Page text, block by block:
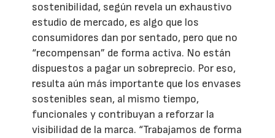
sostenibilidad, según revela un exhaustivo
estudio de mercado, es algo que los
consumidores dan por sentado, pero que no
“recompensan” de forma activa. No están
dispuestos a pagar un sobreprecio. Por eso,
resulta aún más importante que los envases
sostenibles sean, al mismo tiempo,
funcionales y contribuyan a reforzar la
visibilidad de la marca. “Trabajamos de forma